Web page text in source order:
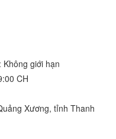
giới hạn
CH
Xương, tỉnh Thanh